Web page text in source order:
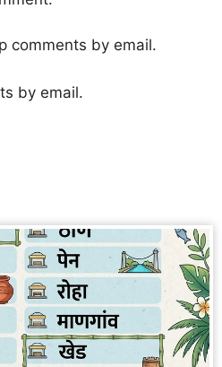
comments by email.
by email.